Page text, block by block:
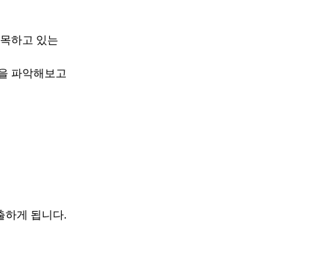
하고 있는
파악해보고
하게 됩니다.